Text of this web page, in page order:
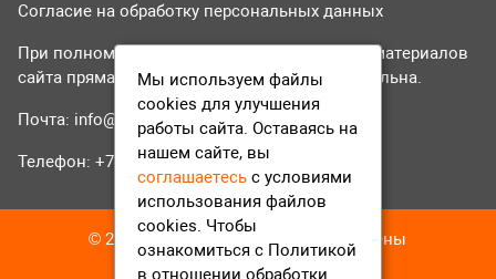
Согласие на обработку персональных данных
При полном или частичном использовании материалов
сайта прямая гиперссылка на tvr24.tv обязательна.
Почта: info@tvr24.tv
Телефон: +7 (496) 551-04-95
© 2016-2023 ТВР24 Все права защищены
Мы используем файлы
cookies для улучшения
работы сайта. Оставаясь на
нашем сайте, вы
соглашаетесь с условиями
использования файлов
cookies. Чтобы
ознакомиться с Политикой
в отношении обработки